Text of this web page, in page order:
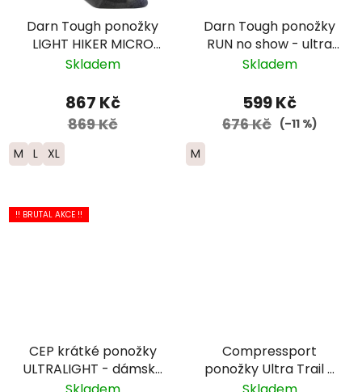
Darn Tough ponožky
LIGHT HIKER MICRO
CREW Lightweight
šedé - modré
Skladem
867 Kč
869 Kč
M L XL
Darn Tough ponožky
RUN no show - ultra
lightweight s
zelenomodré
Skladem
599 Kč
676 Kč (–11 %)
M
!! BRUTAL AKCE !!
CEP krátké ponožky
ULTRALIGHT - dámské
- modrá
Compressport
ponožky Ultra Trail -
černá